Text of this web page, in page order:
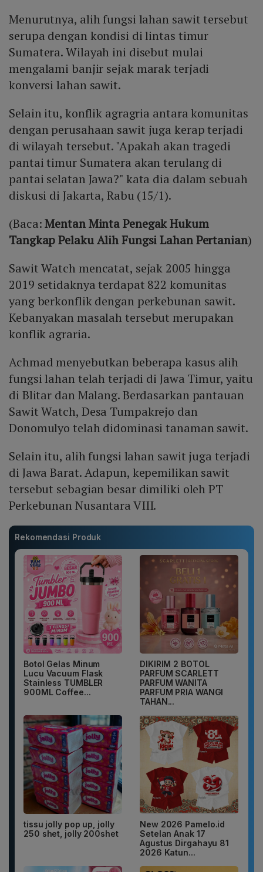
Menurutnya, alih fungsi lahan sawit tersebut
serupa dengan kondisi di lintas timur
Sumatera. Wilayah ini disebut mulai
mengalami banjir sejak marak terjadi
konversi lahan sawit.
Selain itu, konflik agragria antara komunitas
dengan perusahaan sawit juga kerap terjadi
di wilayah tersebut. "Apakah akan tragedi
pantai timur Sumatera akan terulang di
pantai selatan Jawa?" kata dia dalam sebuah
diskusi di Jakarta, Rabu (15/1).
(Baca:Mentan Minta Penegak Hukum
Tangkap Pelaku Alih Fungsi Lahan Pertanian)
Sawit Watch mencatat, sejak 2005 hingga
2019 setidaknya terdapat 822 komunitas
yang berkonflik dengan perkebunan sawit.
Kebanyakan masalah tersebut merupakan
konflik agraria.
Achmad menyebutkan beberapa kasus alih
fungsi lahan telah terjadi di Jawa Timur, yaitu
di Blitar dan Malang. Berdasarkan pantauan
Sawit Watch, Desa Tumpakrejo dan
Donomulyo telah didominasi tanaman sawit.
Selain itu, alih fungsi lahan sawit juga terjadi
di Jawa Barat. Adapun, kepemilikan sawit
tersebut sebagian besar dimiliki oleh PT
Perkebunan Nusantara VIII.
Rekomendasi Produk
Botol Gelas Minum
Lucu Vacuum Flask
Stainless TUMBLER
900ML Coffee...
DIKIRIM 2 BOTOL
PARFUM SCARLETT
PARFUM WANITA
PARFUM PRIA WANGI
TAHAN...
tissu jolly pop up, jolly
250 shet, jolly 200shet
New 2026 Pamelo.id
Setelan Anak 17
Agustus Dirgahayu 81
2026 Katun...